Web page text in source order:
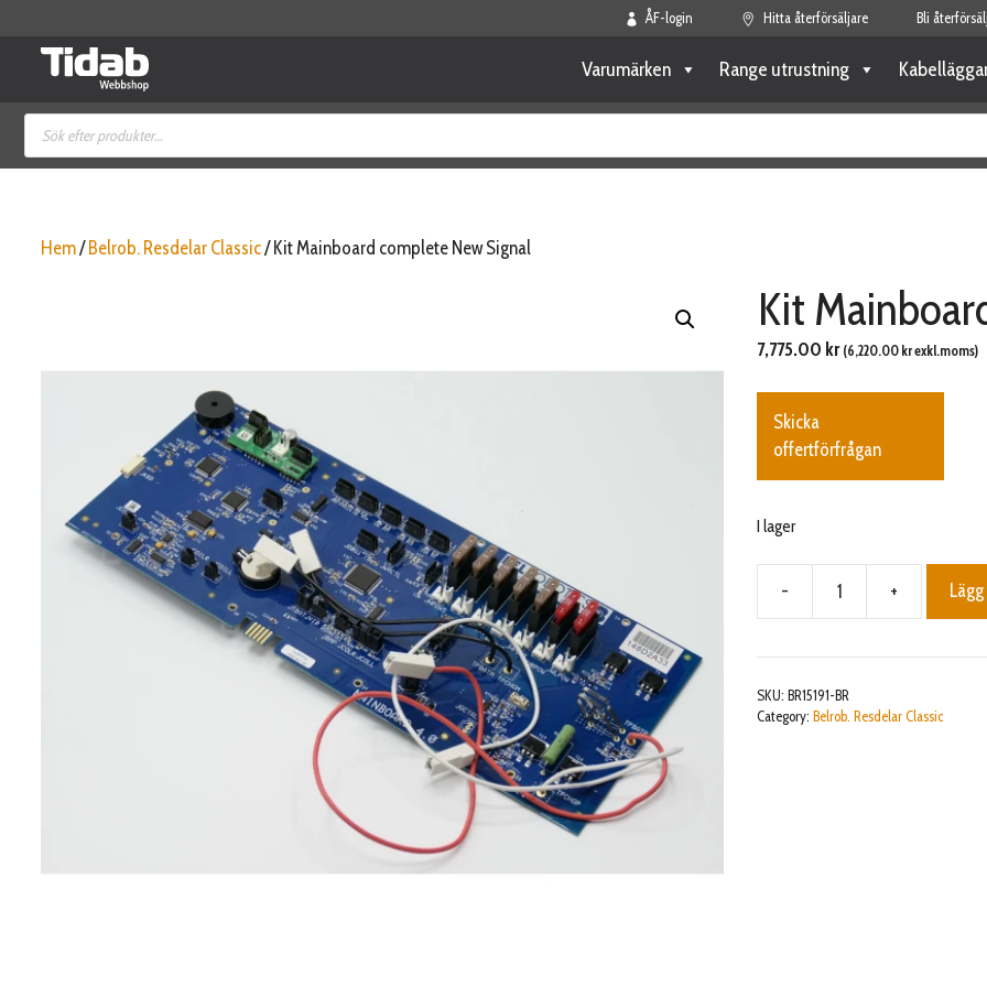
ÅF-login Hitta återförsäljare Bli
Varumärken Range utrustning
Produktsökning
Hem/ Belrob. Resdelar Classic/ Kit Mainboard complete New Signal
Kit
7,775.00 kr (6,220.00 krexkl.moms)
Skicka
offertförfrågan
I lager
-
complete
New
Signal
+
SKU: BR15191-BR
Category: Belrob. Resdelar Classic